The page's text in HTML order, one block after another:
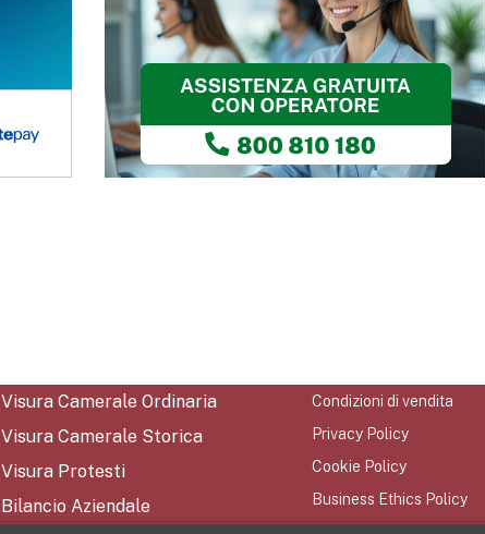
Visura Camerale Ordinaria
Visura Camerale Storica
Visura Protesti
Bilancio Aziendale
Condizioni di vendita
Privacy Policy
Cookie Policy
Business Ethics Policy